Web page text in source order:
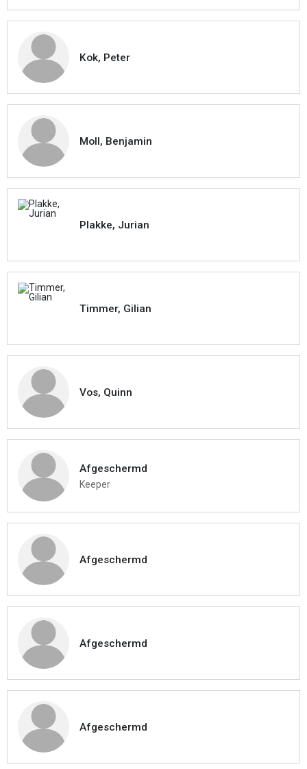
Kok, Peter
Moll, Benjamin
Plakke, Jurian
Timmer, Gilian
Vos, Quinn
Afgeschermd
Keeper
Afgeschermd
Afgeschermd
Afgeschermd